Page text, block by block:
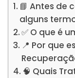
📘 Antes de
alguns
✅ O que é
📍 Por que
🧠 Quais